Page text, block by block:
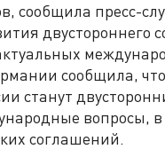
сообщила пресс-
двустороннего
сообщила,
станут
вопросы, в
соглашений.